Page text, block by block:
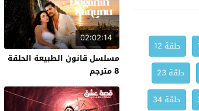
حلقة 12
حلقة 23
حلقة 34
02:02:14
مسلسل قانون الطبيعة الحلقة
8 مترجم